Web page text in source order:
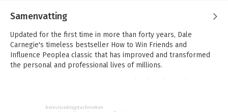
Samenvatting
Updated for the first time in more than forty years, Dale
Carnegie's timeless bestseller How to Win Friends and
Influence Peoplea classic that has improved and transformed
the personal and professional lives of millions.
beïnvloedingstechnieken